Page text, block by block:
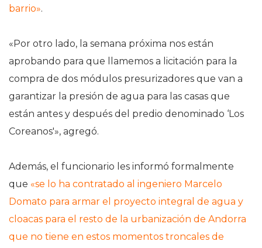
barrio».
«Por otro lado, la semana próxima nos están
aprobando para que llamemos a licitación para la
compra de dos módulos presurizadores que van a
garantizar la presión de agua para las casas que
están antes y después del predio denominado ‘Los
Coreanos'», agregó.
Además, el funcionario les informó formalmente
que «se lo ha contratado al ingeniero Marcelo
Domato para armar el proyecto integral de agua y
cloacas para el resto de la urbanización de Andorra
que no tiene en estos momentos troncales de